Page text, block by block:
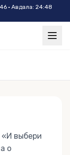
· Авдала: 24:48
выбери
о